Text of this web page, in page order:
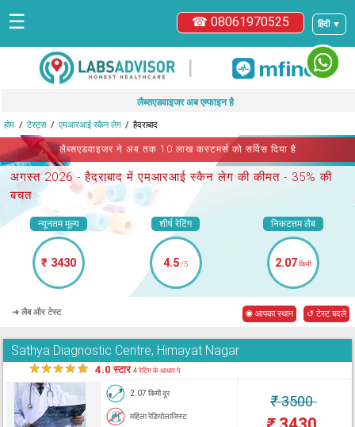
हिंदी ▼
☎ 08061970525
☰
|
लैब्सएडवाइजर अब एम्फाइन है
होम टेस्ट्स एमआरआई स्कैन लेग हैदराबाद
लैब्सएडवाइजर ने अब तक 10 लाख कस्टमर्स को सर्विस दिया है
अगस्त 2026 -हैदराबाद में एमआरआई स्कैन लेग की कीमत - 35% की
बचत
न्यूनतम मूल्य
₹ 3430
शीर्ष रेटिंग
4.5/5
निकटतम लैब
2.07 किमी
➜ लैब और टेस्ट ◉ आपका स्थान ↺ टेस्ट बदले
Sathya Diagnostic Centre, Himayat Nagar
★★★★★ 4.0 स्टार4 रेटिंग के आधार पे
2.07 किमी दूर
महिला रेडियोलाजिस्ट
₹3500